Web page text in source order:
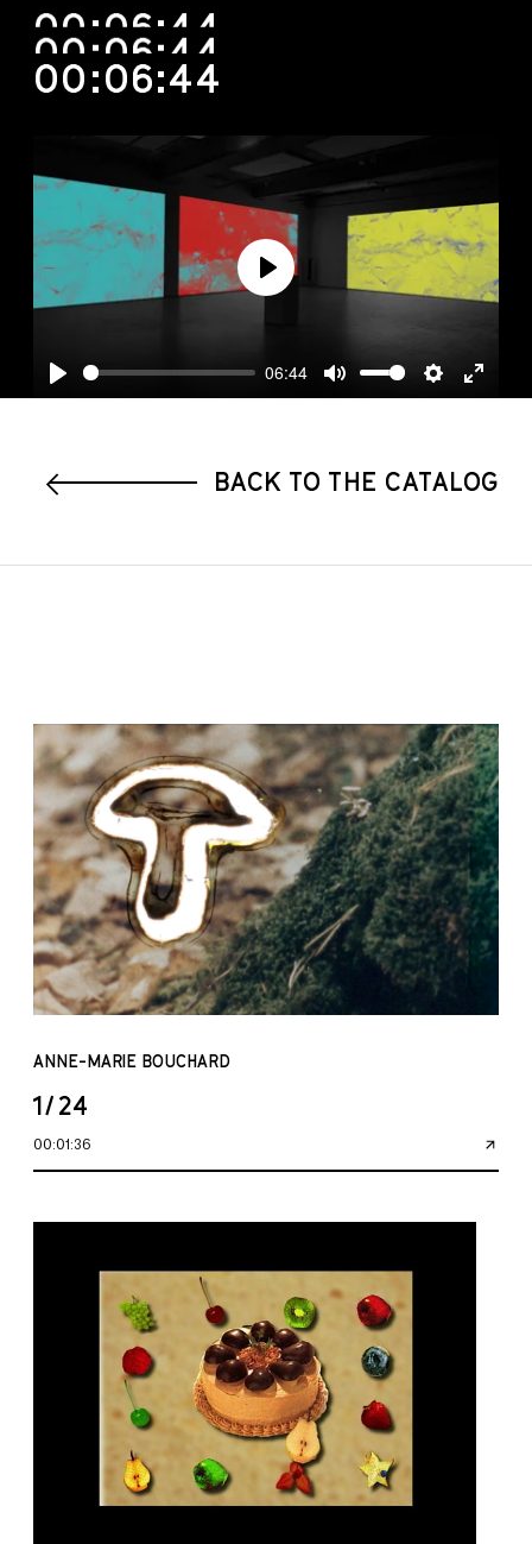
00:06:44
00:06:44
00:06:44
Play
06:44
Mute
SettingsEnter
Play
BACK TO THE CATALOG
ANNE-MARIE BOUCHARD
1/24
00:01:36